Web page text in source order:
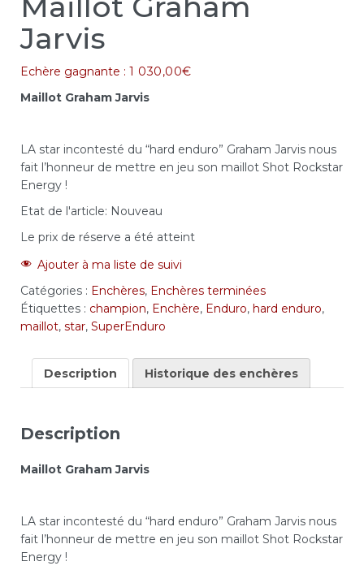
Jarvis
Echère gagnante : 1 030,00€
Maillot Graham Jarvis
LA star incontesté du “hard enduro” Graham Jarvis nous
fait l’honneur de mettre en jeu son maillot Shot Rockstar
Energy !
Etat de l'article: Nouveau
Le prix de réserve a été atteint
Ajouter à ma liste de suivi
Catégories : Enchères, Enchères terminées
Étiquettes : champion, Enchère, Enduro, hard enduro,
maillot, star, SuperEnduro
Description Historique des enchères
Description
Maillot Graham Jarvis
LA star incontesté du “hard enduro” Graham Jarvis nous
fait l’honneur de mettre en jeu son maillot Shot Rockstar
Energy !